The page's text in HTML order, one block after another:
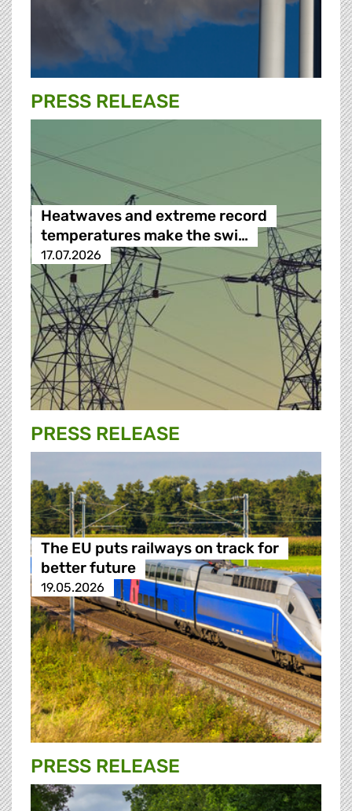
PRESS RELEASE
Heatwaves and extreme record
temperatures make the swi…
17.07.2026
PRESS RELEASE
The EU puts railways on track for
better future
19.05.2026
PRESS RELEASE